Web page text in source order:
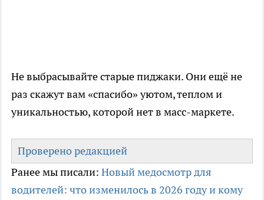
Не выбрасывайте старые пиджаки. Они ещё не
раз скажут вам «спасибо» уютом, теплом и
уникальностью, которой нет в масс-маркете.
Проверено редакцией
Ранее мы писали: Новый медосмотр для
водителей: что изменилось в 2026 году и кому